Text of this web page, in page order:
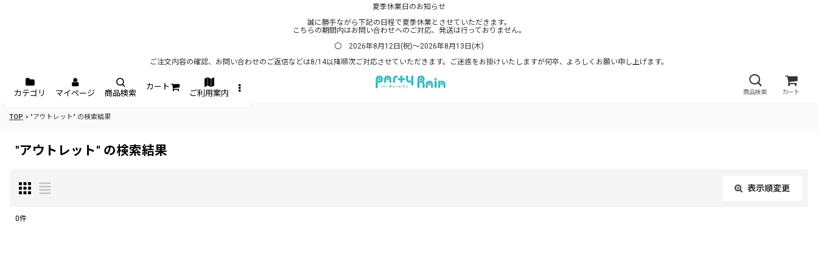
夏季休業日のお知らせ
誠に勝手ながら下記の日程で夏季休業とさせていただきます。
こちらの期間内はお問い合わせへのご対応、発送は行っておりません。
〇 2026年8月12日(祝)～2026年8月13日(木)
ご注文内容の確認、お問い合わせのご返信などは8/14以降順次ご対応させていただきます。ご迷惑をお掛けいたしますが何卒、よろしくお願い申し上げます。
商品検索 カート
カテゴリ マイページ 商品検索
カート
ご利用案内
TOP > "アウトレット" の検索結果
"アウトレット" の検索結果
表示順変更
0件